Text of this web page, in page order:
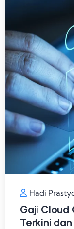
Hadi
Gaji Cloud
Terkini